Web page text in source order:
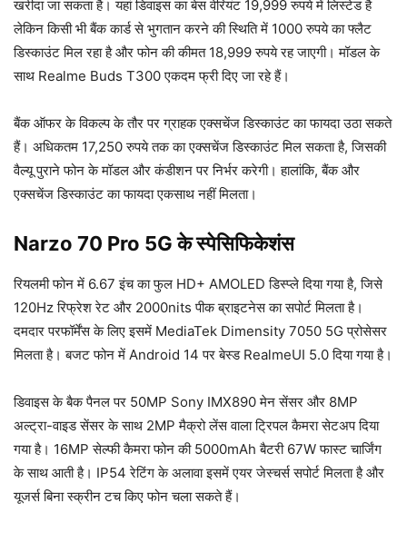
खरीदा जा सकता है। यहां डिवाइस का बेस वेरियंट 19,999 रुपये में लिस्टेड है
लेकिन किसी भी बैंक कार्ड से भुगतान करने की स्थिति में 1000 रुपये का फ्लैट
डिस्काउंट मिल रहा है और फोन की कीमत 18,999 रुपये रह जाएगी। मॉडल के
साथ Realme Buds T300 एकदम फ्री दिए जा रहे हैं।
बैंक ऑफर के विकल्प के तौर पर ग्राहक एक्सचेंज डिस्काउंट का फायदा उठा सकते
हैं। अधिकतम 17,250 रुपये तक का एक्सचेंज डिस्काउंट मिल सकता है, जिसकी
वैल्यू पुराने फोन के मॉडल और कंडीशन पर निर्भर करेगी। हालांकि, बैंक और
एक्सचेंज डिस्काउंट का फायदा एकसाथ नहीं मिलता।
Narzo 70 Pro 5G के स्पेसिफिकेशंस
रियलमी फोन में 6.67 इंच का फुल HD+ AMOLED डिस्प्ले दिया गया है, जिसे
120Hz रिफ्रेश रेट और 2000nits पीक ब्राइटनेस का सपोर्ट मिलता है।
दमदार परफॉर्मेंस के लिए इसमें MediaTek Dimensity 7050 5G प्रोसेसर
मिलता है। बजट फोन में Android 14 पर बेस्ड RealmeUI 5.0 दिया गया है।
डिवाइस के बैक पैनल पर 50MP Sony IMX890 मेन सेंसर और 8MP
अल्ट्रा-वाइड सेंसर के साथ 2MP मैक्रो लेंस वाला ट्रिपल कैमरा सेटअप दिया
गया है। 16MP सेल्फी कैमरा फोन की 5000mAh बैटरी 67W फास्ट चार्जिंग
के साथ आती है। IP54 रेटिंग के अलावा इसमें एयर जेस्चर्स सपोर्ट मिलता है और
यूजर्स बिना स्क्रीन टच किए फोन चला सकते हैं।